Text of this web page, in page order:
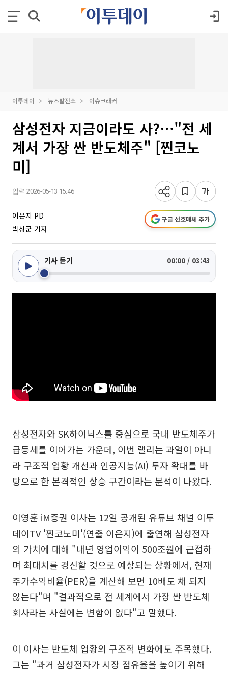
이투데이 뉴스발전소 이슈크래커
삼성전자 지금이라도 사?⋯"전 세
계서 가장 싼 반도체주" [찐코노
미]
입력 2026-05-13 15:46
이은지 PD
박상군 기자
구글 선호매체 추가
기사 듣기 00:00 / 03:43
삼성전자와 SK하이닉스를 중심으로 국내 반도체주가
급등세를 이어가는 가운데, 이번 랠리는 과열이 아니
라 구조적 업황 개선과 인공지능(AI) 투자 확대를 바
탕으로 한 본격적인 상승 구간이라는 분석이 나왔다.
이영훈 iM증권 이사는 12일 공개된 유튜브 채널 이투
데이TV '찐코노미'(연출 이은지)에 출연해 삼성전자
의 가치에 대해 "내년 영업이익이 500조원에 근접하
며 최대치를 경신할 것으로 예상되는 상황에서, 현재
주가수익비율(PER)을 계산해 보면 10배도 채 되지
않는다"며 "결과적으로 전 세계에서 가장 싼 반도체
회사라는 사실에는 변함이 없다"고 말했다.
이 이사는 반도체 업황의 구조적 변화에도 주목했다.
그는 "과거 삼성전자가 시장 점유율을 높이기 위해